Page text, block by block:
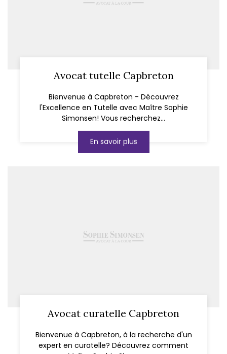
Avocat tutelle Capbreton
Bienvenue à Capbreton - Découvrez
l'Excellence en Tutelle avec Maître Sophie
Simonsen! Vous recherchez...
En savoir plus
Avocat curatelle Capbreton
Bienvenue à Capbreton, à la recherche d'un
expert en curatelle? Découvrez comment